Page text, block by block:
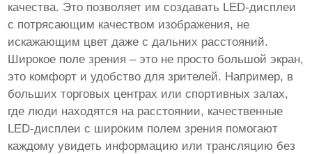
качества. Это позволяет им создавать LED-дисплеи
с потрясающим качеством изображения, не
искажающим цвет даже с дальних расстояний.
Широкое поле зрения – это не просто большой экран,
это комфорт и удобство для зрителей. Например, в
больших торговых центрах или спортивных залах,
где люди находятся на расстоянии, качественные
LED-дисплеи с широким полем зрения помогают
каждому увидеть информацию или трансляцию без